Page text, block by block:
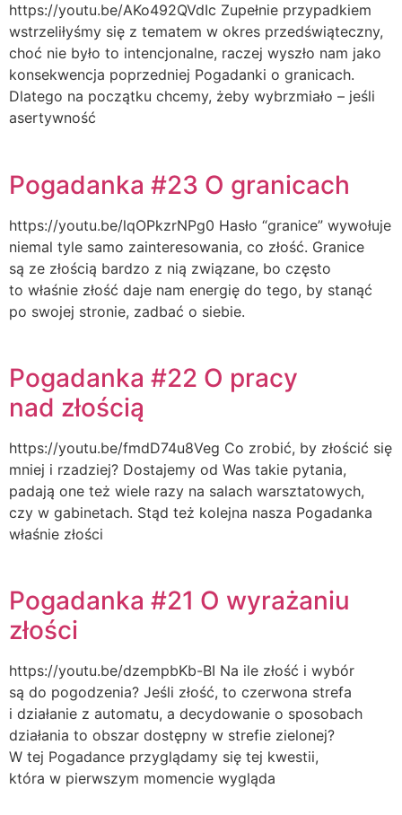
https://youtu.be/AKo492QVdIc Zupełnie przypadkiem
wstrzeliłyśmy się z tematem w okres przedświąteczny,
choć nie było to intencjonalne, raczej wyszło nam jako
konsekwencja poprzedniej Pogadanki o granicach.
Dlatego na początku chcemy, żeby wybrzmiało – jeśli
asertywność
Pogadanka #23 O granicach
https://youtu.be/lqOPkzrNPg0 Hasło “granice” wywołuje
niemal tyle samo zainteresowania, co złość. Granice
są ze złością bardzo z nią związane, bo często
to właśnie złość daje nam energię do tego, by stanąć
po swojej stronie, zadbać o siebie.
Pogadanka #22 O pracy
nad złością
https://youtu.be/fmdD74u8Veg Co zrobić, by złościć się
mniej i rzadziej? Dostajemy od Was takie pytania,
padają one też wiele razy na salach warsztatowych,
czy w gabinetach. Stąd też kolejna nasza Pogadanka
właśnie złości
Pogadanka #21 O wyrażaniu
złości
https://youtu.be/dzempbKb-BI Na ile złość i wybór
są do pogodzenia? Jeśli złość, to czerwona strefa
i działanie z automatu, a decydowanie o sposobach
działania to obszar dostępny w strefie zielonej?
W tej Pogadance przyglądamy się tej kwestii,
która w pierwszym momencie wygląda